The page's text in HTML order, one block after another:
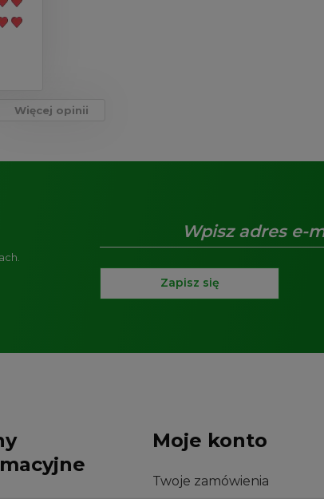
Więcej opinii
Zapisz się
Moje konto
Twoje zamówienia